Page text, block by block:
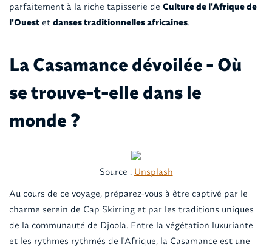
parfaitement à la riche tapisserie de Culture de l'Afrique de
l'Ouestet danses traditionnelles africaines.
La Casamance dévoilée - Où
se trouve-t-elle dans le
monde ?
Source : Unsplash
Au cours de ce voyage, préparez-vous à être captivé par le
charme serein de Cap Skirring et par les traditions uniques
de la communauté de Djoola. Entre la végétation luxuriante
et les rythmes rythmés de l'Afrique, la Casamance est une